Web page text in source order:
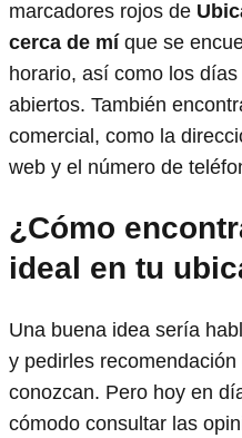
marcadores rojos de
cerca de mí que se
horario, así como los
abiertos. También
comercial, como la
web y el número de
¿Cómo
ideal en tu
Una buena idea sería
y pedirles recomendación
conozcan. Pero hoy en
cómodo consultar las